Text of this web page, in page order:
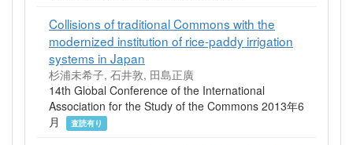
Collisions of traditional Commons with the
modernized institution of rice-paddy irrigation
systems in Japan
杉浦未希子, 石井敦, 田島正廣
14th Global Conference of the International
Association for the Study of the Commons 2013年6
月
査読有り